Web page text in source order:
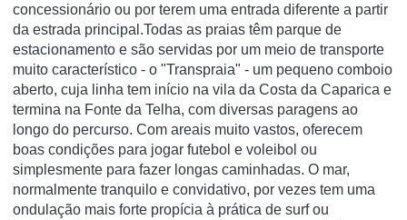
concessionário ou por terem uma entrada diferente a partir
da estrada principal.Todas as praias têm parque de
estacionamento e são servidas por um meio de transporte
muito característico - o "Transpraia" - um pequeno comboio
aberto, cuja linha tem início na vila da Costa da Caparica e
termina na Fonte da Telha, com diversas paragens ao
longo do percurso. Com areais muito vastos, oferecem
boas condições para jogar futebol e voleibol ou
simplesmente para fazer longas caminhadas. O mar,
normalmente tranquilo e convidativo, por vezes tem uma
ondulação mais forte propícia à prática de surf ou